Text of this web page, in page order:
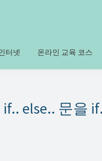
터넷 온라인 교육 코스
else.. 문을